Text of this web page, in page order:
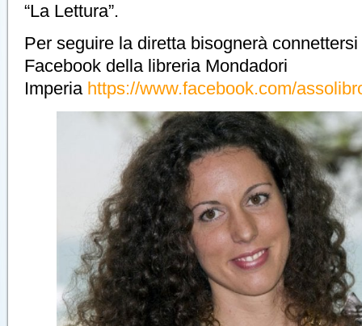
“La Lettura”.
Per seguire la diretta bisognerà
Facebook della libreria Mondadori
Imperia https://www.facebook.com/